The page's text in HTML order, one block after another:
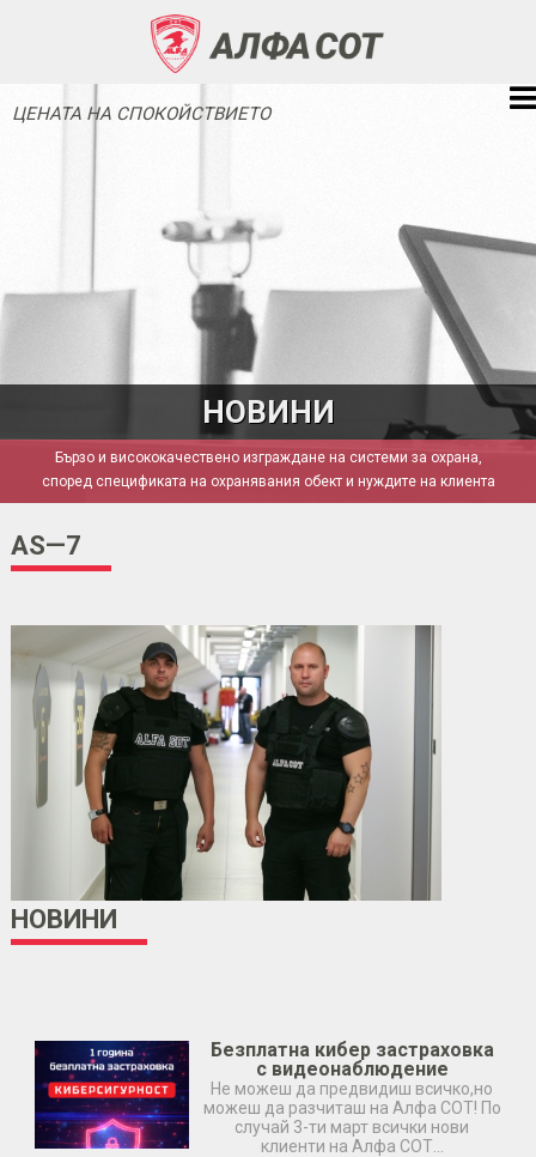
ЦЕНАТА НА СПОКОЙСТВИЕТО
НОВИНИ
Бързо и висококачествено изграждане на системи за охрана,
според спецификата на охранявания обект и нуждите на клиента
AS—7
НОВИНИ
Безплатна кибер застраховка
с видеонаблюдение
Не можеш да предвидиш всичко,но
можеш да разчиташ на Алфа СОТ! По
случай 3-ти март всички нови
клиенти на Алфа СОТ…